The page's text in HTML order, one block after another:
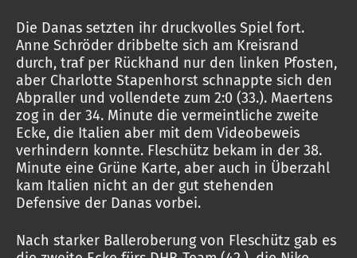
Die Danas setzten ihr druckvolles Spiel fort.
Anne Schröder dribbelte sich am Kreisrand
durch, traf per Rückhand nur den linken Pfosten,
aber Charlotte Stapenhorst schnappte sich den
Abpraller und vollendete zum 2:0 (33.). Maertens
zog in der 34. Minute die vermeintliche zweite
Ecke, die Italien aber mit dem Videobeweis
verhindern konnte. Fleschütz bekam in der 38.
Minute eine Grüne Karte, aber auch in Überzahl
kam Italien nicht an der gut stehenden
Defensive der Danas vorbei.
Nach starker Balleroberung von Fleschütz gab es